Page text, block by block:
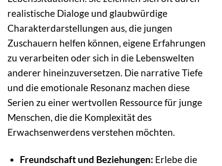
realistische Dialoge und glaubwürdige
Charakterdarstellungen aus, die jungen
Zuschauern helfen können, eigene Erfahrungen
zu verarbeiten oder sich in die Lebenswelten
anderer hineinzuversetzen. Die narrative Tiefe
und die emotionale Resonanz machen diese
Serien zu einer wertvollen Ressource für junge
Menschen, die die Komplexität des
Erwachsenwerdens verstehen möchten.
Freundschaft und Beziehungen: Erlebe die